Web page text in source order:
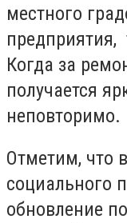
местного
предприятия,
Когда за
получается
неповторимо.
Отметим, что
социального
обновление